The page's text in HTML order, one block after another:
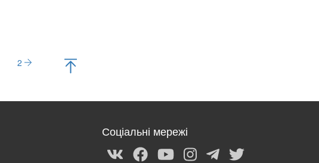
2
Соціальні мережі